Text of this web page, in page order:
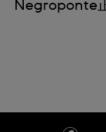
Negroponte